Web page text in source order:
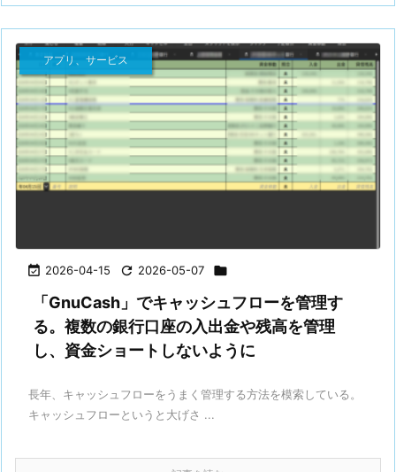
 2026-04-15  2026-05-07 
アプリ、サービス
「GnuCash」でキャッシュフローを管理す
る。複数の銀行口座の入出金や残高を管理
し、資金ショートしないように
長年、キャッシュフローをうまく管理する方法を模索している。
キャッシュフローというと大げさ ...